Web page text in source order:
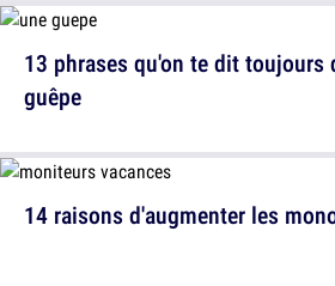
13 phrases qu'on te dit toujours
guêpe
14 raisons d'augmenter les